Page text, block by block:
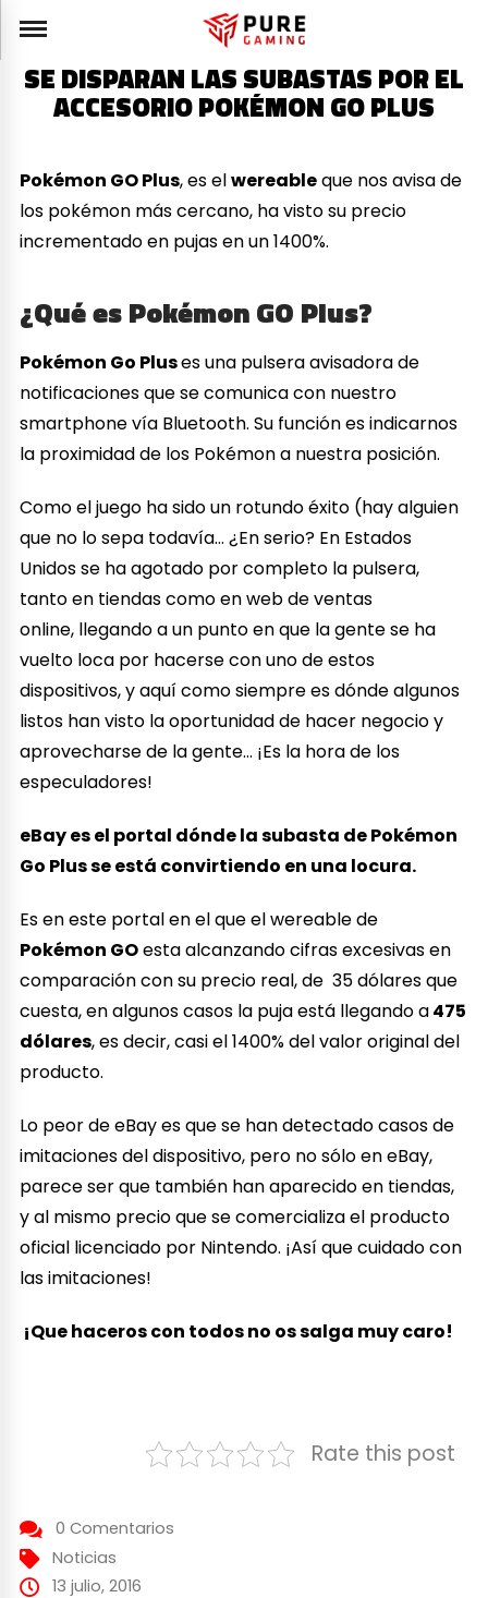
SE DISPARAN LAS SUBASTAS POR EL
ACCESORIO POKÉMON GO PLUS
Pokémon GO Plus, es elwereableque nos avisa de
los pokémon más cercano, ha visto su precio
incrementado en pujas en un 1400%.
¿Qué esPokémon GO Plus?
Pokémon Go Pluses una pulsera avisadora de
notificaciones que se comunica con nuestro
smartphone vía Bluetooth. Su función es indicarnos
la proximidad de los Pokémon a nuestra posición.
Como el juego ha sido un rotundo éxito (hay alguien
que no lo sepa todavía… ¿En serio? En Estados
Unidos se ha agotado por completo la pulsera,
tanto en tiendas como en web de ventas
online, llegando a un punto en que la gente se ha
vuelto loca por hacerse con uno de estos
dispositivos, y aquí como siempre es dónde algunos
listos han visto la oportunidad de hacer negocio y
aprovecharse de la gente… ¡Es la hora de los
especuladores!
eBay es el portal dónde la subasta de Pokémon
Go Plus se está convirtiendo en una locura.
Es en este portal en el que el wereable de
Pokémon GOesta alcanzando cifras excesivas en
comparación con su precio real, de 35 dólares que
cuesta, en algunos casos la puja está llegando a475
dólares, es decir, casi el 1400% del valor original del
producto.
Lo peor de eBay es que se han detectado casos de
imitaciones del dispositivo, pero no sólo en eBay,
parece ser que también han aparecido en tiendas,
y al mismo precio que se comercializa el producto
oficial licenciado por Nintendo. ¡Así que cuidado con
las imitaciones!
¡Que haceros con todos no os salga muy caro!
Rate this post
0 Comentarios
Noticias
13 julio, 2016